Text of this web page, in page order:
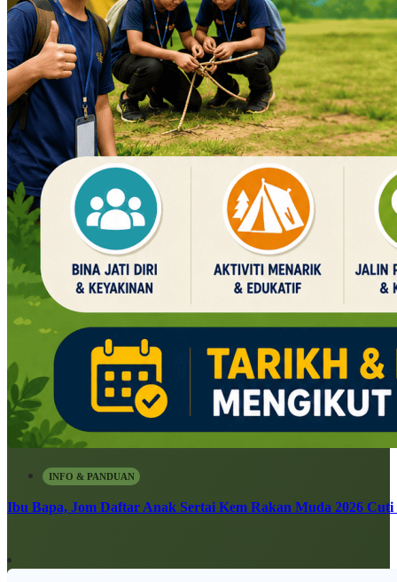
INFO & PANDUAN
Ibu Bapa, Jom Daftar Anak Sertai Kem Rakan Muda 2026